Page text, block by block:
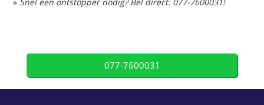
» Snel een ontstopper nodig? Bel direct: 077-7600031!
077-7600031